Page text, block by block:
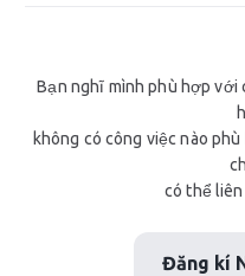
Bạn nghĩ mình phù hợp
không có công việc nào
có thể
Đăng kí